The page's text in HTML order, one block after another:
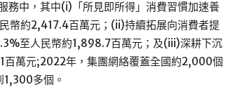
務中，其中(i)「所見即所得」消費習慣加速養
幣約2,417.4百萬元；(ii)持續拓展向消費者提
至人民幣約1,898.7百萬元；及(iii)深耕下沉
萬元;2022年，集團網絡覆蓋全國約2,000個
多個。